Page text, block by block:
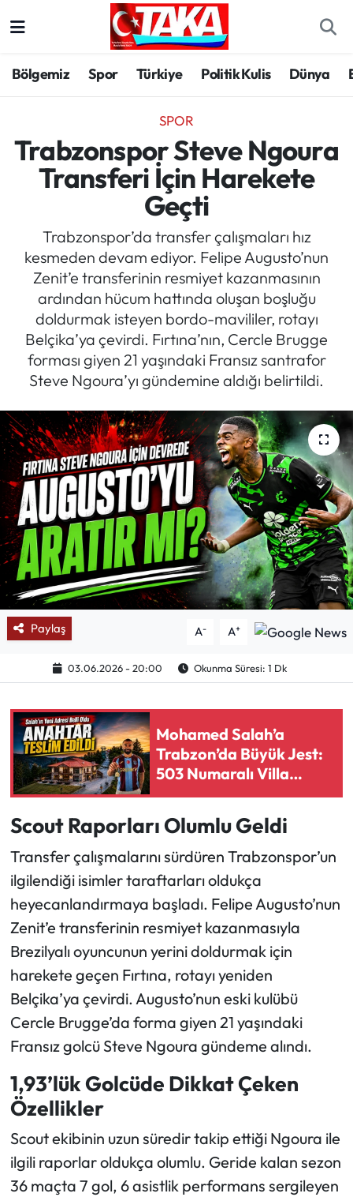
Bölgemiz Spor Türkiye Politik Kulis Dünya
SPOR
Trabzonspor Steve Ngoura
Transferi İçin Harekete
Geçti
Trabzonspor’da transfer çalışmaları hız
kesmeden devam ediyor. Felipe Augusto’nun
Zenit’e transferinin resmiyet kazanmasının
ardından hücum hattında oluşan boşluğu
doldurmak isteyen bordo-mavililer, rotayı
Belçika’ya çevirdi. Fırtına’nın, Cercle Brugge
forması giyen 21 yaşındaki Fransız santrafor
Steve Ngoura’yı gündemine aldığı belirtildi.
Paylaş A- A+
03.06.2026 - 20:00 Okunma Süresi: 1 Dk
Mohamed Salah’a
Trabzon’da Büyük Jest:
503 Numaralı Villa
Ailesine Açıldı
Scout Raporları Olumlu Geldi
Transfer çalışmalarını sürdüren Trabzonspor’un
ilgilendiği isimler taraftarları oldukça
heyecanlandırmaya başladı. Felipe Augusto’nun
Zenit’e transferinin resmiyet kazanmasıyla
Brezilyalı oyuncunun yerini doldurmak için
harekete geçen Fırtına, rotayı yeniden
Belçika’ya çevirdi. Augusto’nun eski kulübü
Cercle Brugge’da forma giyen 21 yaşındaki
Fransız golcü Steve Ngoura gündeme alındı.
1,93’lük Golcüde Dikkat Çeken
Özellikler
Scout ekibinin uzun süredir takip ettiği Ngoura ile
ilgili raporlar oldukça olumlu. Geride kalan sezon
36 maçta 7 gol, 6 asistlik performans sergileyen
Spor
Türkiye
Kültür/Sanat
Politik Kulis
Dünya
Magazin
Mektup Galeri
Röportaj
Manşet
Köşe Yazıları
Karikatür Galeri
BIK
ASTROLOJİ
Spor Yazıları
Ekonomi
Sağlık
Turizm
Teknoloji
Trabzon Hava Durumu
Trabzon Trafik Yoğunluk Haritası
Süper Lig Puan Durumu ve Fikstür
Son Dakika Haberleri
Haber Arşivi